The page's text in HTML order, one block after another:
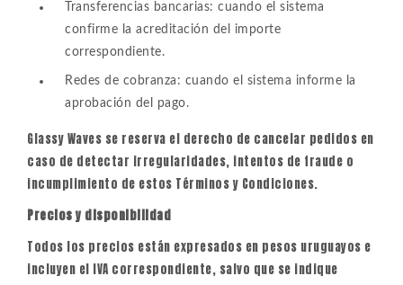
Transferencias bancarias: cuando el sistema
confirme la acreditación del importe
correspondiente.
Redes de cobranza: cuando el sistema informe la
aprobación del pago.
Glassy Waves se reserva el derecho de cancelar pedidos en
caso de detectar irregularidades, intentos de fraude o
incumplimiento de estos Términos y Condiciones.
Precios y disponibilidad
Todos los precios están expresados en pesos uruguayos e
incluyen el IVA correspondiente, salvo que se indique